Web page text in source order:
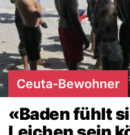
Ceuta-Bewohner
«Baden fühlt